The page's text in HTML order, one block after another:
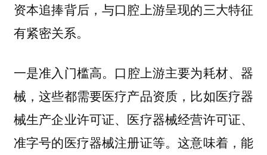
资本追捧背后，与口腔上游呈现的三大特征
有紧密关系。
一是准入门槛高。 口腔上游主要为耗材、器
械，这些都需要医疗产品资质，比如医疗器
械生产企业许可证、医疗器械经营许可证、
准字号的医疗器械注册证等。这意味着，能